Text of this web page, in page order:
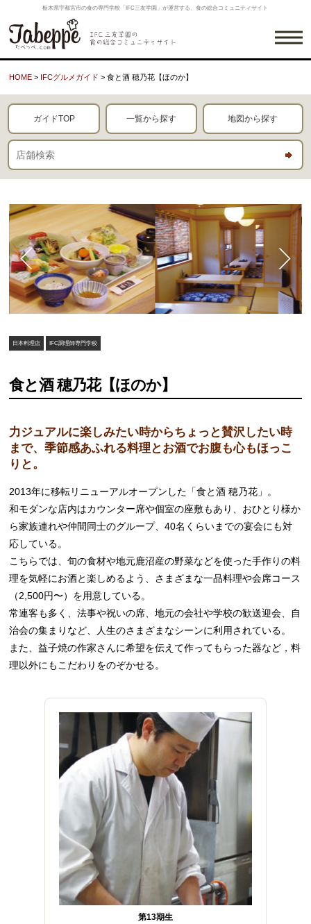
栃木県宇都宮市の食の専門学校「IFC三友学園」が運営する、食の総合コミュニティサイト
HOME > IFCグルメガイド > 食と酒 穂乃花【ほのか】
ガイドTOP 一覧から探す 地図から探す
日本料理店 IFC調理師専門学校
食と酒 穂乃花【ほのか】
力ジュアルに楽しみたい時からちょっと賛沢したい時
まで、季節感あふれる料理とお酒でお腹も心もほっこ
りと。
2013年に移転リニューアルオープンした「食と酒 穂乃花」。
和モダンな店内はカウンター席や個室の座敷もあり、おひとり様か
ら家族連れや仲間同士のグループ、40名くらいまでの宴会にも対
応している。
こちらでは、旬の食材や地元鹿沼産の野菜などを使った手作りの料
理を気軽にお酒と楽しめるよう、さまざまな一品料理や会席コース
（2,500円〜）を用意している。
常連客も多く、法事や祝いの席、地元の会社や学校の歓送迎会、自
治会の集まりなど、人生のさまざまなシーンに利用されている。
また、益子焼の作家さんに希望を伝えて作ってもらった器など，料
理以外にもこだわりをのぞかせる。
第13期生